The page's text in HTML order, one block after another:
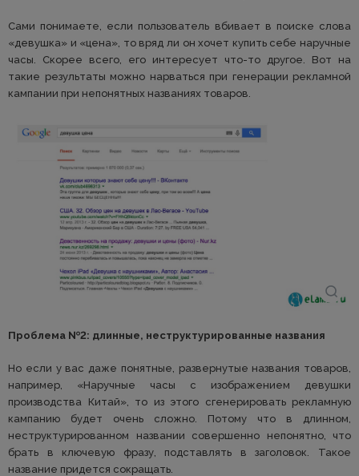
Сами понимаете, если пользователь вбивает в поиске слова
«девушка» и «цена», то вряд ли он хочет купить себе наручные
часы. Скорее всего, его интересует что-то другое. Вот на
такие результаты можно нарваться при генерации рекламной
кампании при непонятных названиях товаров.
Проблема №2: длинные, неструктурированные названия
Но если у вас даже понятные, развернутые названия товаров,
например, «Наручные часы с изображением девушки
производства Китай», то из этого сгенерировать рекламную
кампанию будет очень сложно. Потому что в длинном,
неструктурированном названии совершенно непонятно, что
брать в ключевую фразу, подставлять в заголовок. Такое
название придется сокращать.